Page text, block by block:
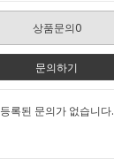
상품문의0
문의하기
등록된 문의가 없습니다.